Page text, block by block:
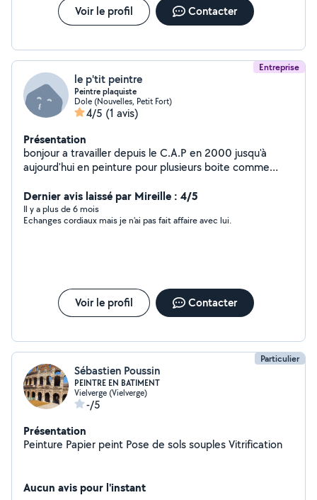
Voir le profil Contacter
Entreprise
le p'tit peintre
Peintre plaquiste
Dole (Nouvelles, Petit Fort)
4/5 (1 avis)
Présentation
bonjour a travailler depuis le C.A.P en 2000 jusqu'à
aujourd'hui en peinture pour plusieurs boite comme
et a travailler a mon compte 80% pour maison fenix qui
a fermer malheureusement
Dernier avis laissé par Mireille : 4/5
Il y a plus de 6 mois
Echanges cordiaux mais je n'ai pas fait affaire avec lui.
Voir le profil Contacter
Particulier
Sébastien Poussin
PEINTRE EN BATIMENT
Vielverge (Vielverge)
-/5
Présentation
Peinture Papier peint Pose de sols souples Vitrification
Aucun avis pour l'instant